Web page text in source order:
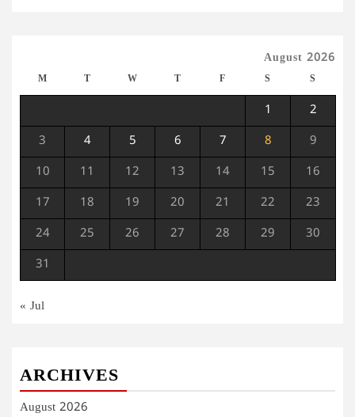
August 2026
M T W T F S S
1 2
3 4 5 6 7 8 9
10 11 12 13 14 15 16
17 18 19 20 21 22 23
24 25 26 27 28 29 30
31
« Jul
ARCHIVES
August 2026